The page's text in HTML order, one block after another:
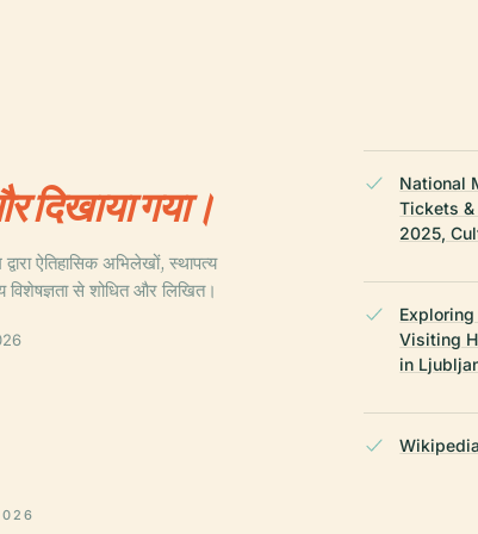
दिखाया गया।
ऐतिहासिक अभिलेखों, स्थापत्य
विशेषज्ञता से शोधित और लिखित।
National
Tickets
2025,
Visiting
in